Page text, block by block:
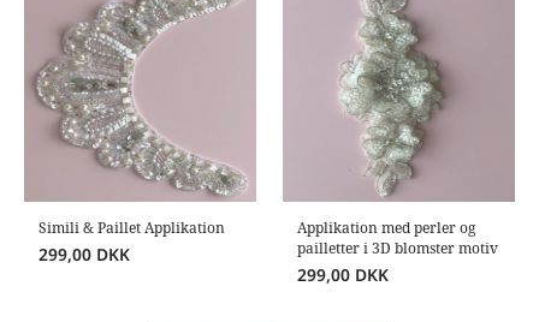
Simili & Paillet Applikation
299,00 DKK
Applikation med perler og
pailletter i 3D blomster motiv
299,00 DKK